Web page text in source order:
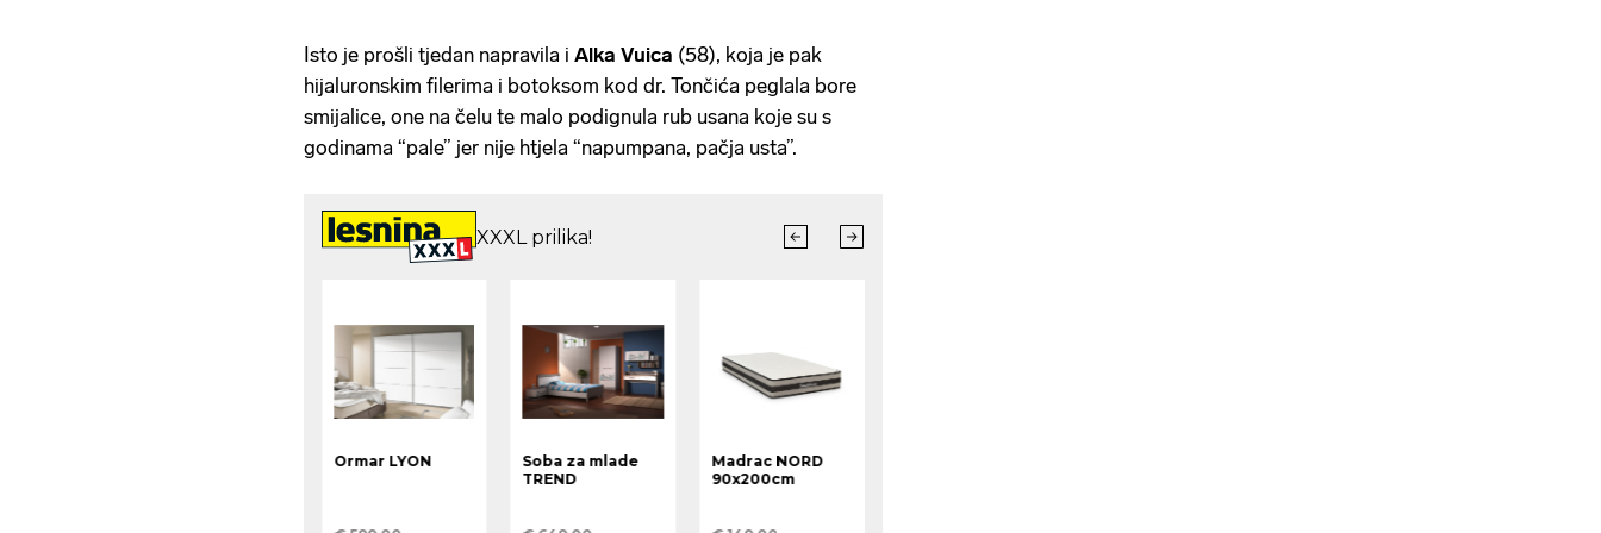
Isto je prošli tjedan napravila i Alka Vuica (58), koja je pak
hijaluronskim filerima i botoksom kod dr. Tončića peglala bore
smijalice, one na čelu te malo podignula rub usana koje su s
godinama “pale” jer nije htjela “napumpana, pačja usta”.